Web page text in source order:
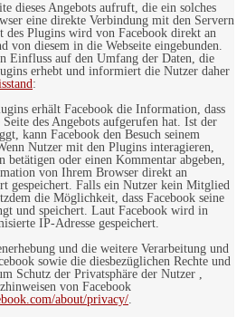
dieses Angebots aufruft, die ein solches
eine direkte Verbindung mit den Servern
des Plugins wird von Facebook direkt an
von diesem in die Webseite eingebunden.
Einfluss auf den Umfang der Daten, die
erhebt und informiert die Nutzer daher
:
erhält Facebook die Information, dass
des Angebots aufgerufen hat. Ist der
kann Facebook den Besuch seinem
Nutzer mit den Plugins interagieren,
oder einen Kommentar abgeben,
von Ihrem Browser direkt an
gespeichert. Falls ein Nutzer kein Mitglied
die Möglichkeit, dass Facebook seine
und speichert. Laut Facebook wird in
IP-Adresse gespeichert.
und die weitere Verarbeitung und
sowie die diesbezüglichen Rechte und
Schutz der Privatsphäre der Nutzer ,
von Facebook
about/privacy/.